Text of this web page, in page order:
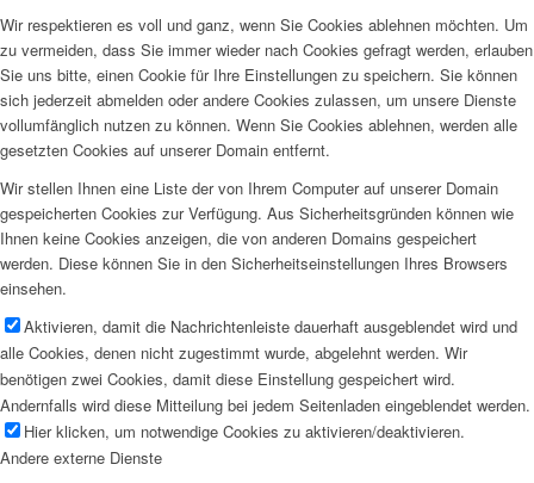
Wir respektieren es voll und ganz, wenn Sie Cookies ablehnen möchten. Um
zu vermeiden, dass Sie immer wieder nach Cookies gefragt werden, erlauben
Sie uns bitte, einen Cookie für Ihre Einstellungen zu speichern. Sie können
sich jederzeit abmelden oder andere Cookies zulassen, um unsere Dienste
vollumfänglich nutzen zu können. Wenn Sie Cookies ablehnen, werden alle
gesetzten Cookies auf unserer Domain entfernt.
Wir stellen Ihnen eine Liste der von Ihrem Computer auf unserer Domain
gespeicherten Cookies zur Verfügung. Aus Sicherheitsgründen können wie
Ihnen keine Cookies anzeigen, die von anderen Domains gespeichert
werden. Diese können Sie in den Sicherheitseinstellungen Ihres Browsers
einsehen.
Aktivieren, damit die Nachrichtenleiste dauerhaft ausgeblendet wird und
alle Cookies, denen nicht zugestimmt wurde, abgelehnt werden. Wir
benötigen zwei Cookies, damit diese Einstellung gespeichert wird.
Andernfalls wird diese Mitteilung bei jedem Seitenladen eingeblendet werden.
Hier klicken, um notwendige Cookies zu aktivieren/deaktivieren.
Andere externe Dienste